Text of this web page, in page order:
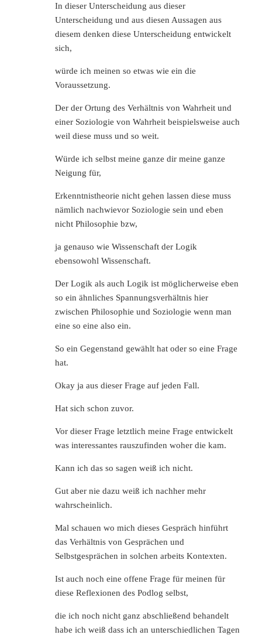
In dieser Unterscheidung aus dieser
Unterscheidung und aus diesen Aussagen aus
diesem denken diese Unterscheidung entwickelt
sich,
würde ich meinen so etwas wie ein die
Voraussetzung.
Der der Ortung des Verhältnis von Wahrheit und
einer Soziologie von Wahrheit beispielsweise auch
weil diese muss und so weit.
Würde ich selbst meine ganze dir meine ganze
Neigung für,
Erkenntnistheorie nicht gehen lassen diese muss
nämlich nachwievor Soziologie sein und eben
nicht Philosophie bzw,
ja genauso wie Wissenschaft der Logik
ebensowohl Wissenschaft.
Der Logik als auch Logik ist möglicherweise eben
so ein ähnliches Spannungsverhältnis hier
zwischen Philosophie und Soziologie wenn man
eine so eine also ein.
So ein Gegenstand gewählt hat oder so eine Frage
hat.
Okay ja aus dieser Frage auf jeden Fall.
Hat sich schon zuvor.
Vor dieser Frage letztlich meine Frage entwickelt
was interessantes rauszufinden woher die kam.
Kann ich das so sagen weiß ich nicht.
Gut aber nie dazu weiß ich nachher mehr
wahrscheinlich.
Mal schauen wo mich dieses Gespräch hinführt
das Verhältnis von Gesprächen und
Selbstgesprächen in solchen arbeits Kontexten.
Ist auch noch eine offene Frage für meinen für
diese Reflexionen des Podlog selbst,
die ich noch nicht ganz abschließend behandelt
habe ich weiß dass ich an unterschiedlichen Tagen